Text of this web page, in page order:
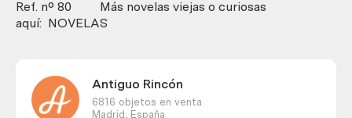
Ref. nº 80 Más novelas viejas o curiosas
aquí: NOVELAS
Antiguo Rincón
6816 objetos en venta
Madrid,
España